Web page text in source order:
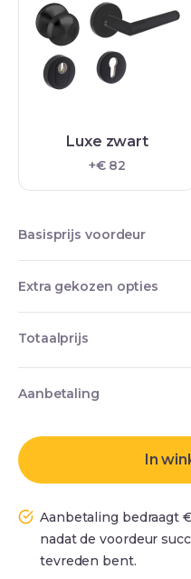
Luxe zwart
+€ 82
Basisprijs voordeur
Extra gekozen opties
Totaalprijs
Aanbetaling
In
Aanbetaling bedraagt
nadat de voordeur
tevreden bent.